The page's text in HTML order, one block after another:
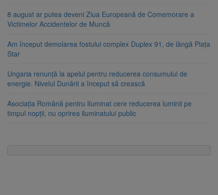
8 august ar putea deveni Ziua Europeană de Comemorare a
Victimelor Accidentelor de Muncă
Am început demolarea fostului complex Duplex 91, de lângă Piața
Star
Ungaria renunță la apelul pentru reducerea consumului de
energie. Nivelul Dunării a început să crească
Asociația Română pentru Iluminat cere reducerea luminii pe
timpul nopții, nu oprirea iluminatului public